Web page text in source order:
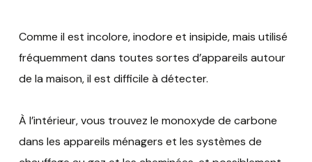
Comme il est incolore, inodore et insipide, mais utilisé
fréquemment dans toutes sortes d’appareils autour
de la maison, il est difficile à détecter.
À l’intérieur, vous trouvez le monoxyde de carbone
dans les appareils ménagers et les systèmes de